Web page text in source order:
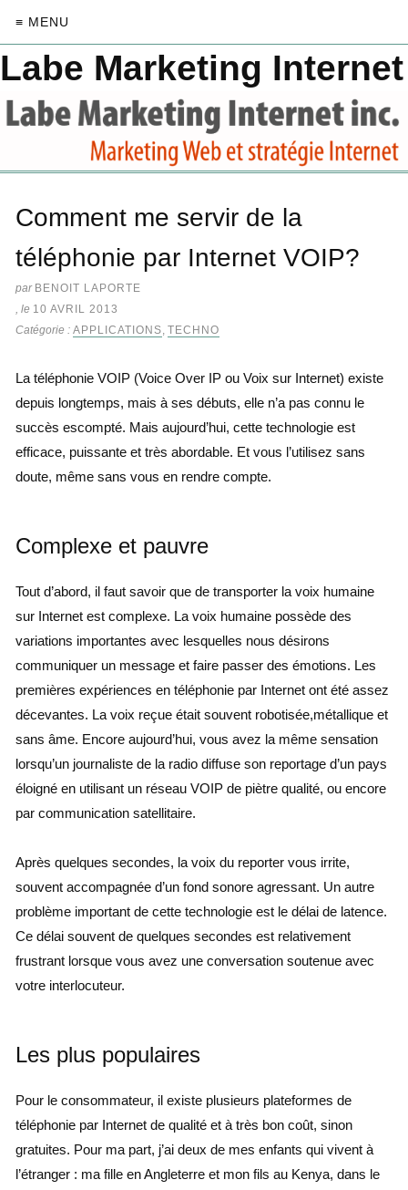
≡ MENU
Labe Marketing Internet
Comment me servir de la
téléphonie par Internet VOIP?
par BENOIT LAPORTE
, le 10 AVRIL 2013
Catégorie : APPLICATIONS, TECHNO
La téléphonie VOIP (Voice Over IP ou Voix sur Internet) existe
depuis longtemps, mais à ses débuts, elle n’a pas connu le
succès escompté. Mais aujourd’hui, cette technologie est
efficace, puissante et très abordable. Et vous l’utilisez sans
doute, même sans vous en rendre compte.
Complexe et pauvre
Tout d’abord, il faut savoir que de transporter la voix humaine
sur Internet est complexe. La voix humaine possède des
variations importantes avec lesquelles nous désirons
communiquer un message et faire passer des émotions. Les
premières expériences en téléphonie par Internet ont été assez
décevantes. La voix reçue était souvent robotisée,métallique et
sans âme. Encore aujourd’hui, vous avez la même sensation
lorsqu’un journaliste de la radio diffuse son reportage d’un pays
éloigné en utilisant un réseau VOIP de piètre qualité, ou encore
par communication satellitaire.
Après quelques secondes, la voix du reporter vous irrite,
souvent accompagnée d’un fond sonore agressant. Un autre
problème important de cette technologie est le délai de latence.
Ce délai souvent de quelques secondes est relativement
frustrant lorsque vous avez une conversation soutenue avec
votre interlocuteur.
Les plus populaires
Pour le consommateur, il existe plusieurs plateformes de
téléphonie par Internet de qualité et à très bon coût, sinon
gratuites. Pour ma part, j’ai deux de mes enfants qui vivent à
l’étranger : ma fille en Angleterre et mon fils au Kenya, dans le